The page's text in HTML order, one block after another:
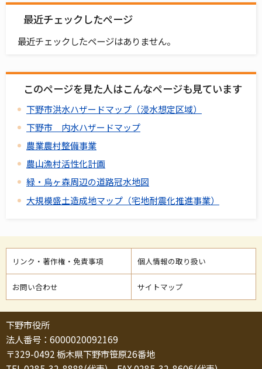
最近チェックしたページ
最近チェックしたページはありません。
このページを見た人はこんなページも見ています
下野市洪水ハザードマップ（浸水想定区域）
下野市 内水ハザードマップ
農業農村整備事業
農山漁村活性化計画
緑・烏ヶ森周辺の道路冠水地図
大規模盛土造成地マップ（宅地耐震化推進事業）
リンク・著作権・免責事項 個人情報の取り扱い
お問い合わせ サイトマップ
下野市役所
法人番号：6000020092169
〒329-0492 栃木県下野市笹原26番地